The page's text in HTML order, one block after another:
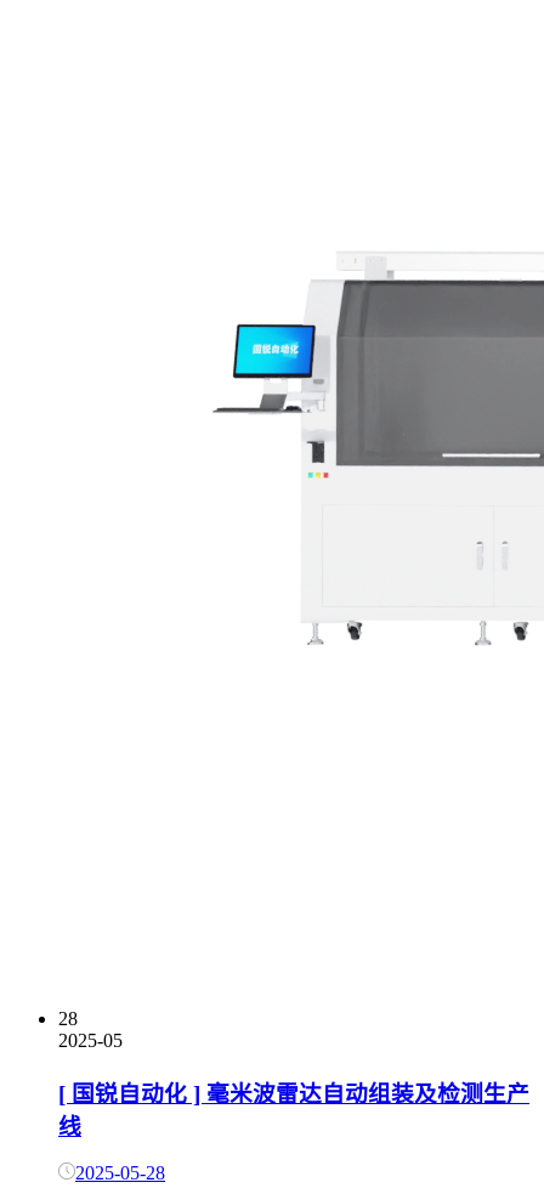
28
2025-05
[ 国锐自动化 ] 毫米波雷达自动组装及检测生产
线
2025-05-28